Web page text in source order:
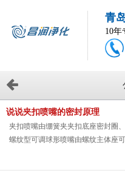
青
10年
说说夹扣喷嘴的密封原理
夹扣喷嘴由绷簧夹夹扣底座密封圈
螺纹型可调球形喷嘴由螺纹主体座